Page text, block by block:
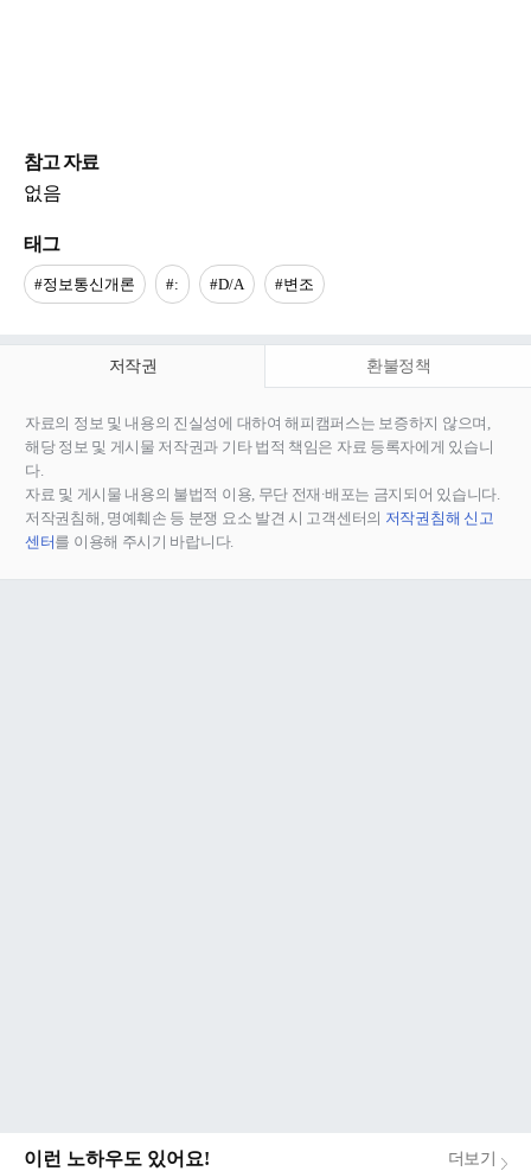
참고 자료
없음
태그
#정보통신개론 #: #D/A #변조
저작권 환불정책
자료의 정보 및 내용의 진실성에 대하여 해피캠퍼스는 보증하지 않으며,
해당 정보 및 게시물 저작권과 기타 법적 책임은 자료 등록자에게 있습니
다.
자료 및 게시물 내용의 불법적 이용, 무단 전재∙배포는 금지되어 있습니다.
저작권침해, 명예훼손 등 분쟁 요소 발견 시 고객센터의 저작권침해 신고
센터를 이용해 주시기 바랍니다.
이런 노하우도 있어요! 더보기